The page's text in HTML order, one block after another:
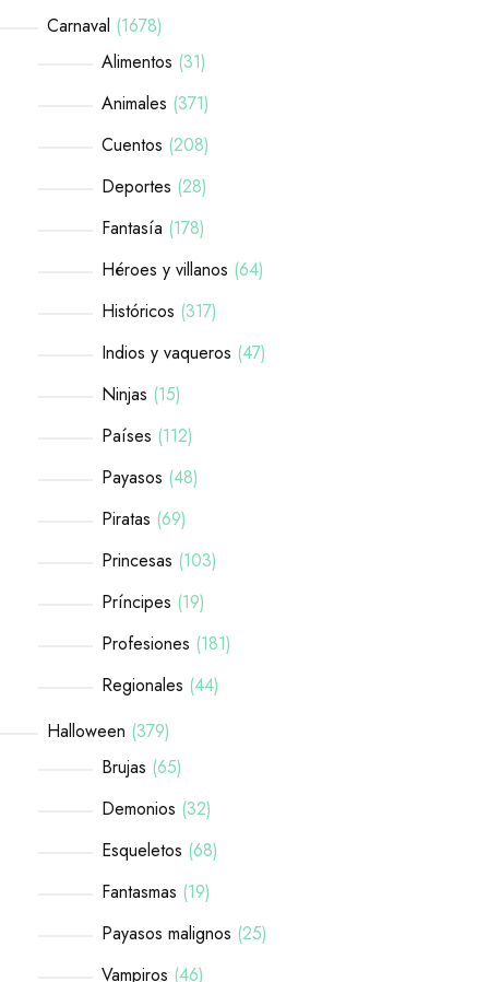
Carnaval 1678
Alimentos 31
Animales 371
Cuentos 208
Deportes 28
Fantasía 178
Héroes y villanos 64
Históricos 317
Indios y vaqueros 47
Ninjas 15
Países 112
Payasos 48
Piratas 69
Princesas 103
Príncipes 19
Profesiones 181
Regionales 44
Halloween 379
Brujas 65
Demonios 32
Esqueletos 68
Fantasmas 19
Payasos malignos 25
Vampiros 46